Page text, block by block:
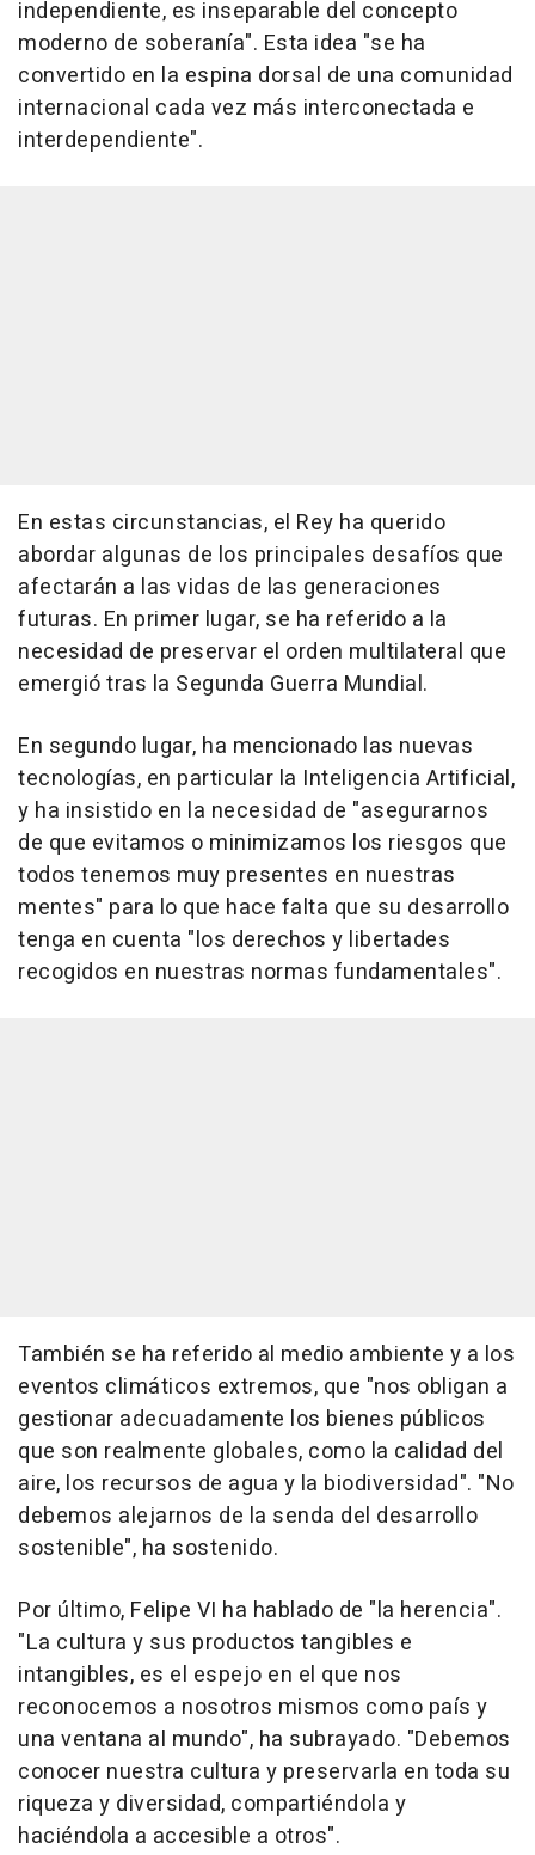
independiente, es inseparable del concepto
moderno de soberanía". Esta idea "se ha
convertido en la espina dorsal de una comunidad
internacional cada vez más interconectada e
interdependiente".
En estas circunstancias, el Rey ha querido
abordar algunas de los principales desafíos que
afectarán a las vidas de las generaciones
futuras. En primer lugar, se ha referido a la
necesidad de preservar el orden multilateral que
emergió tras la Segunda Guerra Mundial.
En segundo lugar, ha mencionado las nuevas
tecnologías, en particular la Inteligencia Artificial,
y ha insistido en la necesidad de "asegurarnos
de que evitamos o minimizamos los riesgos que
todos tenemos muy presentes en nuestras
mentes" para lo que hace falta que su desarrollo
tenga en cuenta "los derechos y libertades
recogidos en nuestras normas fundamentales".
También se ha referido al medio ambiente y a los
eventos climáticos extremos, que "nos obligan a
gestionar adecuadamente los bienes públicos
que son realmente globales, como la calidad del
aire, los recursos de agua y la biodiversidad". "No
debemos alejarnos de la senda del desarrollo
sostenible", ha sostenido.
Por último, Felipe VI ha hablado de "la herencia".
"La cultura y sus productos tangibles e
intangibles, es el espejo en el que nos
reconocemos a nosotros mismos como país y
una ventana al mundo", ha subrayado. "Debemos
conocer nuestra cultura y preservarla en toda su
riqueza y diversidad, compartiéndola y
haciéndola a accesible a otros".